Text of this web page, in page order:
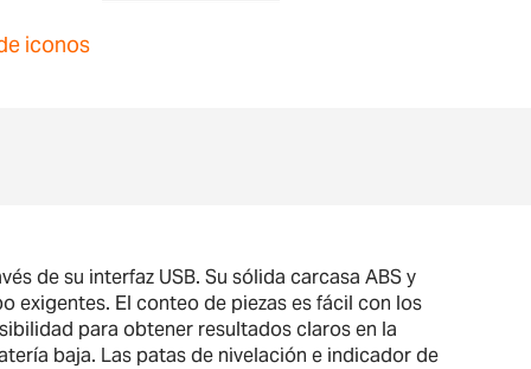
iconos
de su interfaz USB. Su sólida carcasa ABS y
exigentes. El conteo de piezas es fácil con los
para obtener resultados claros en la
baja. Las patas de nivelación e indicador de